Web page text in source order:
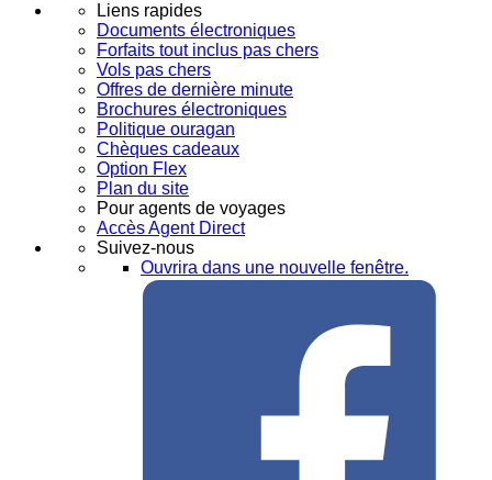
Liens rapides
Documents électroniques
Forfaits tout inclus pas chers
Vols pas chers
Offres de dernière minute
Brochures électroniques
Politique ouragan
Chèques cadeaux
Option Flex
Plan du site
Pour agents de voyages
Accès Agent Direct
Suivez-nous
Ouvrira dans une nouvelle fenêtre.